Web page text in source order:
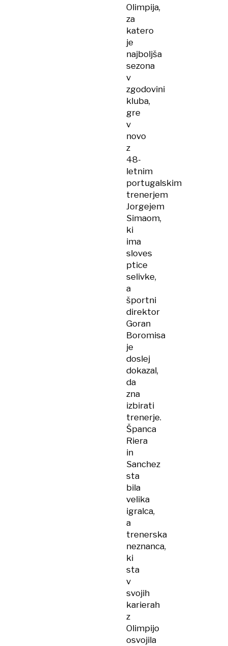
Olimpija,
za
katero
je
najboljša
sezona
v
zgodovini
kluba,
gre
v
novo
z
48-
letnim
portugalskim
trenerjem
Jorgejem
Simaom,
ki
ima
sloves
ptice
selivke,
a
športni
direktor
Goran
Boromisa
je
doslej
dokazal,
da
zna
izbirati
trenerje.
Španca
Riera
in
Sanchez
sta
bila
velika
igralca,
a
trenerska
neznanca,
ki
sta
v
svojih
karierah
z
Olimpijo
osvojila